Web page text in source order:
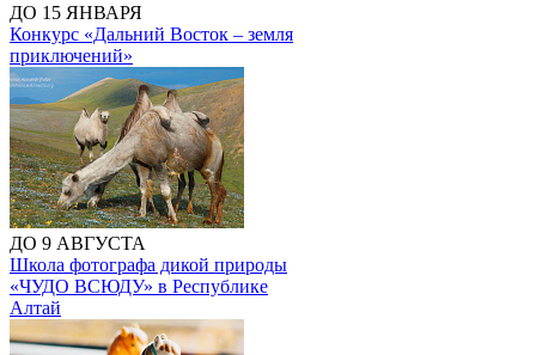
ДО 15 ЯНВАРЯ
Конкурс «Дальний Восток – земля
приключений»
ДО 9 АВГУСТА
Школа фотографа дикой природы
«ЧУДО ВСЮДУ» в Республике
Алтай